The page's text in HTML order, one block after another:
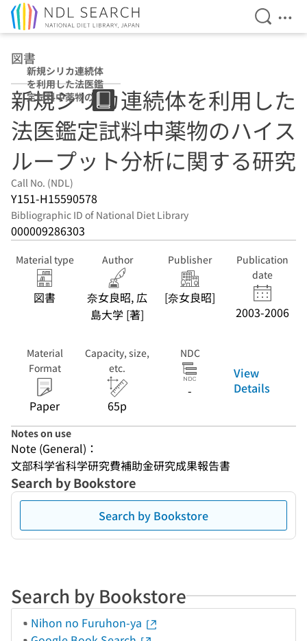
Open
図書
新規シリカ連続体
を利用した法医鑑
定試料中薬物のハ
イスループット分
析に関する研究
新規シリカ連続体を利用した
法医鑑定試料中薬物のハイス
ループット分析に関する研究
Call No. (NDL)
Y151-H15590578
Bibliographic ID of National Diet Library
000009286303
Material type
図書
Author
奈女良昭, 広
島大学 [著]
Publisher
[奈女良昭]
Publication
date
2003-2006
Material
Format
Paper
Capacity, size,
etc.
65p
NDC
-
View
Details
Notes on use
Note (General)：
文部科学省科学研究費補助金研究成果報告書
Search by Bookstore
Search by Bookstore
Search by Bookstore
Nihon no Furuhon-ya